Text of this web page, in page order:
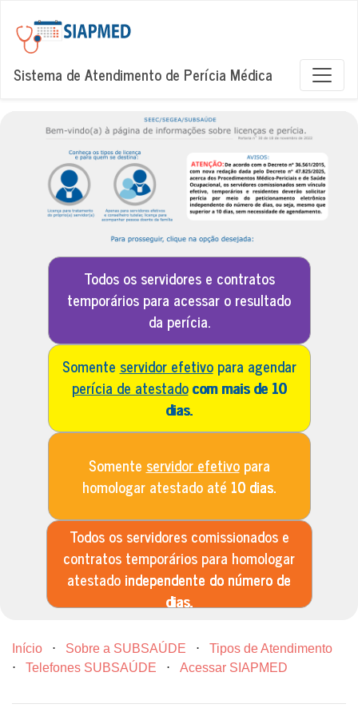
Sistema de Atendimento de Perícia Médica
Todos os servidores e contratos
temporários para acessar o resultado
da perícia.
Somente servidor efetivo
para agendar
perícia de atestadocom mais de 10
dias.
Somente servidor efetivopara
homologar atestado até 10 dias.
Todos os servidores comissionados e
contratos temporários para homologar
atestado independente do número de
dias.
Início ⋅ Sobre a SUBSAÚDE ⋅
Tipos de Atendimento
⋅
Telefones SUBSAÚDE ⋅ Acessar SIAPMED